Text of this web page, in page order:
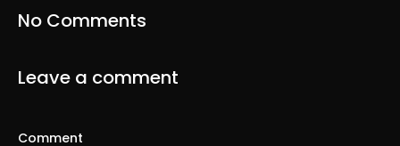
No Comments
Leave a comment